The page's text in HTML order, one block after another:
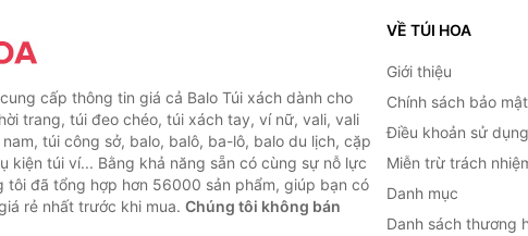
cấp thông tin giá cả Balo Túi xách dành cho
trang, túi đeo chéo, túi xách tay, ví nữ, vali, vali
túi công sở, balo, balô, ba-lô, balo du lịch, cặp
kiện túi ví... Bằng khả năng sẵn có cùng sự nỗ lực
tôi đã tổng hợp hơn 56000 sản phẩm, giúp bạn có
rẻ nhất trước khi mua. Chúng tôi không bán
VỀ TÚI HOA
Giới thiệu
Chính sách bảo mật
Điều khoản sử dụng
Miễn trừ trách
Danh mục
Danh sách thương